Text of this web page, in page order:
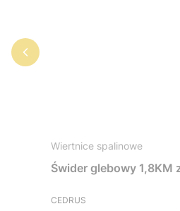
Wiertnice spalinowe
Świder glebowy 1,8KM
CEDRUS